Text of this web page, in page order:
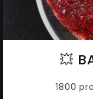
od 2,29 2,11
💥
1800